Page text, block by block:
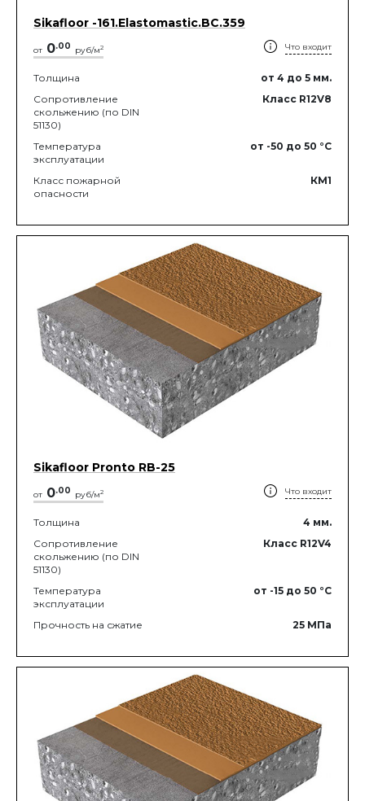
Sikafloor -161.Elastomastic.BC.359
от 0.00 руб/м2 Что входит
Толщина от 4 до 5 мм.
Сопротивление
скольжению (по DIN
51130)
Класс R12V8
Температура
эксплуатации
от -50 до 50 °C
Класс пожарной
опасности
КМ1
Sikafloor Pronto RB-25
от 0.00 руб/м2 Что входит
Толщина 4 мм.
Сопротивление
скольжению (по DIN
51130)
Класс R12V4
Температура
эксплуатации
от -15 до 50 °C
Прочность на сжатие 25 МПа